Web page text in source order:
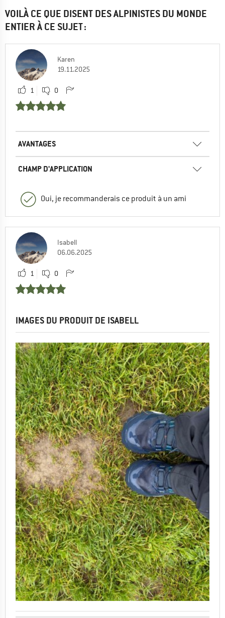
VOILÀ CE QUE DISENT DES ALPINISTES DU MONDE
ENTIER À CE SUJET :
Karen
19.11.2025
1 0
AVANTAGES
CHAMP D'APPLICATION
Oui, je recommanderais ce produit à un ami
Isabell
06.06.2025
1 0
IMAGES DU PRODUIT DE ISABELL